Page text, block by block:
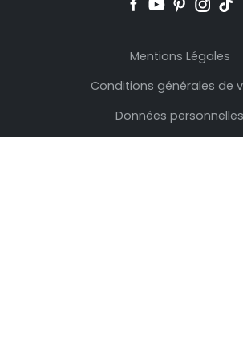
Mentions Légales
Conditions générales de
Données personnelles